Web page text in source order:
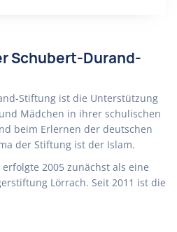
Schubert-Durand-
Stiftung ist die Unterstützung
Mädchen in ihrer schulischen
beim Erlernen der deutschen
der Stiftung ist der Islam.
2005 zunächst als eine
Lörrach. Seit 2011 ist die